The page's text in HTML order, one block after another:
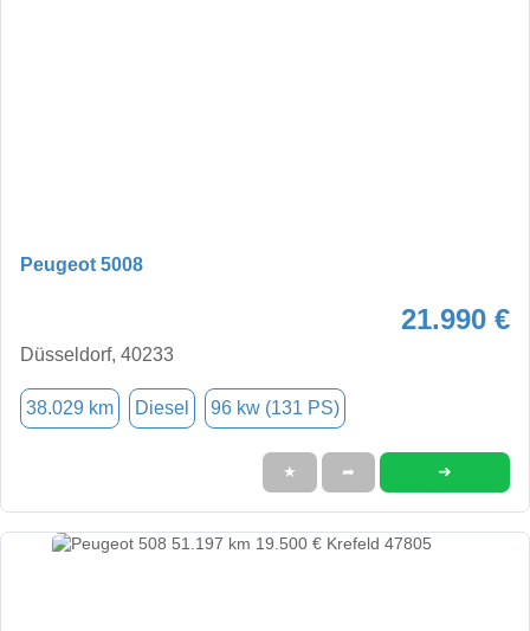
Peugeot 5008
21.990 €
Düsseldorf, 40233
38.029 km Diesel 96 kw (131 PS)
★ ➦ ➜